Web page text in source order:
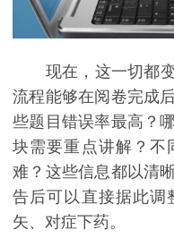
现在，这一切都变
流程能够在阅卷完成
些题目错误率最高？
块需要重点讲解？不
难？这些信息都以清
告后可以直接据此调
矢、对症下药。